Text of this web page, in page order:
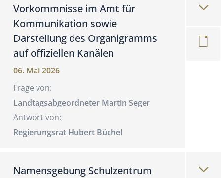
Vorkommnisse im Amt für
Kommunikation sowie
Darstellung des Organigramms
auf offiziellen Kanälen
06. Mai 2026
Frage von:
Landtagsabgeordneter Martin Seger
Antwort von:
Regierungsrat Hubert Büchel
Namensgebung Schulzentrum